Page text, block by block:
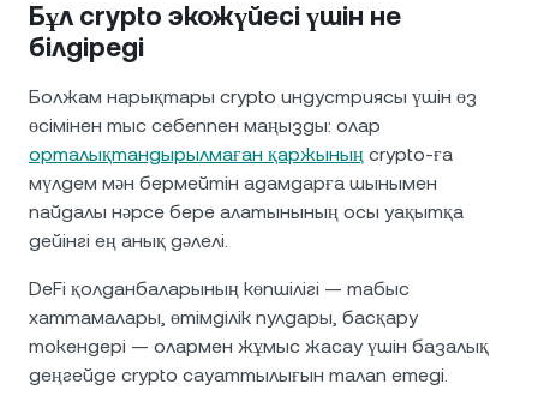
Бұл crypto экожүйесі үшін не
білдіреді
Болжам нарықтары crypto индустриясы үшін өз
өсімінен тыс себеппен маңызды: олар
орталықтандырылмаған қаржының crypto-ға
мүлдем мән бермейтін адамдарға шынымен
пайдалы нәрсе бере алатынының осы уақытқа
дейінгі ең анық дәлелі.
DeFi қолданбаларының көпшілігі — табыс
хаттамалары, өтімділік пулдары, басқару
токендері — олармен жұмыс жасау үшін базалық
деңгейде crypto сауаттылығын талап етеді.